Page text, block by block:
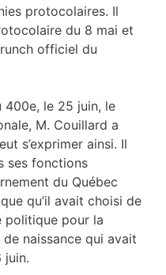
protocolaires. Il
du 8 mai et
officiel du
400e, le 25 juin, le
M. Couillard a
s’exprimer ainsi. Il
ses fonctions
du Québec
qu’il avait choisi de
politique pour la
naissance qui avait
juin.